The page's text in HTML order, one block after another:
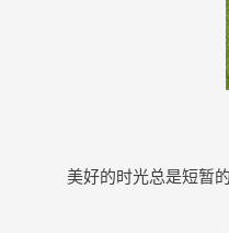
美好的时光总是短暂的